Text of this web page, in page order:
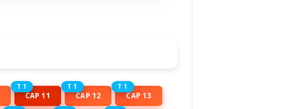
T 1
CAP 11
T 1
CAP 12
T 1
CAP 13